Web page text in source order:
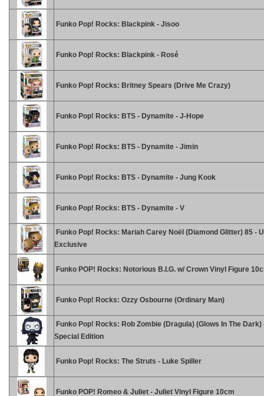
Funko Pop! Rocks: Blackpink - Jisoo
Funko Pop! Rocks: Blackpink - Rosé
Funko Pop! Rocks: Britney Spears (Drive Me Crazy)
Funko Pop! Rocks: BTS - Dynamite - J-Hope
Funko Pop! Rocks: BTS - Dynamite - Jimin
Funko Pop! Rocks: BTS - Dynamite - Jung Kook
Funko Pop! Rocks: BTS - Dynamite - V
Funko Pop! Rocks: Mariah Carey Noël (Diamond Glitter) 85 -
Exclusive
Funko POP! Rocks: Notorious B.I.G. w/ Crown Vinyl Figure
Funko Pop! Rocks: Ozzy Osbourne (Ordinary Man)
Funko Pop! Rocks: Rob Zombie (Dragula) (Glows In The Dark)
Special Edition
Funko Pop! Rocks: The Struts - Luke Spiller
Funko POP! Romeo & Juliet - Juliet Vinyl Figure 10cm